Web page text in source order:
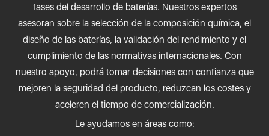
fases del desarrollo de baterías. Nuestros expertos
asesoran sobre la selección de la composición química, el
diseño de las baterías, la validación del rendimiento y el
cumplimiento de las normativas internacionales. Con
nuestro apoyo, podrá tomar decisiones con confianza que
mejoren la seguridad del producto, reduzcan los costes y
aceleren el tiempo de comercialización.
Le ayudamos en áreas como: